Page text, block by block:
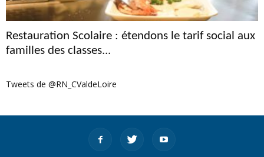
Restauration Scolaire : étendons le tarif social aux
familles des classes...
Tweets de @RN_CValdeLoire